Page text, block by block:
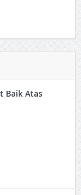
Baik Atas